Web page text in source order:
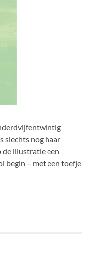
slechts nog haar
de illustratie een
begin – met een toefje